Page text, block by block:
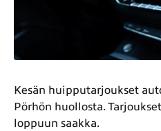
Kesän huipputarjoukset
Pörhön huollosta.
loppuun saakka.